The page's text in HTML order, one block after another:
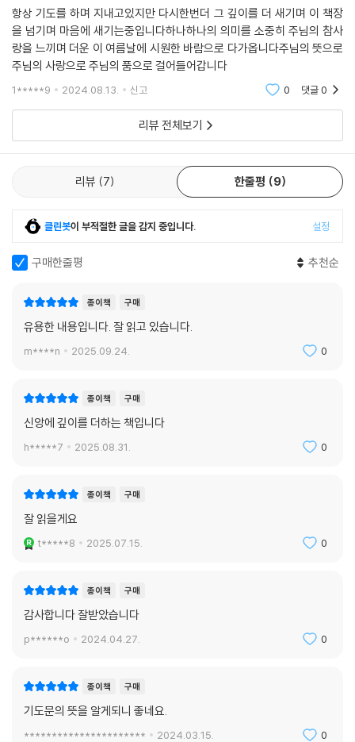
는 사람을 비교해 볼 때, 그 기도의 깊이와 결과가 서로 다를 것은 뻔한 일
이 아니겠습니까?
- ‘머리말’ 중에서
항상 기도를 하며 지내고있지만 다시한번더 그 깊이를 더 새기며 이 책장
을 넘기며 마음에 새기는중입니다하나하나의 의미를 소중히 주님의 참사
랑을 느끼며 더운 이 여름날에 시원한 바람으로 다가옵니다주님의 뜻으로
주님의 사랑으로 주님의 품으로 걸어들어갑니다
1*****9 2024.08.13. 신고 0 댓글0
리뷰 전체보기
리뷰 7 한줄평 9
클린봇이 부적절한 글을 감지 중입니다. 설정
구매한줄평 추천순
종이책 구매
유용한 내용입니다. 잘 읽고 있습니다.
m****n 2025.09.24. 0
종이책 구매
신앙에 깊이를 더하는 책입니다
h*****7 2025.08.31. 0
종이책 구매
잘 읽을게요
t*****8 2025.07.15. 0
종이책 구매
감사합니다 잘받았습니다
p******o 2024.04.27. 0
종이책 구매
기도문의 뜻을 알게되니 좋네요.
********************** 2024.03.15. 0